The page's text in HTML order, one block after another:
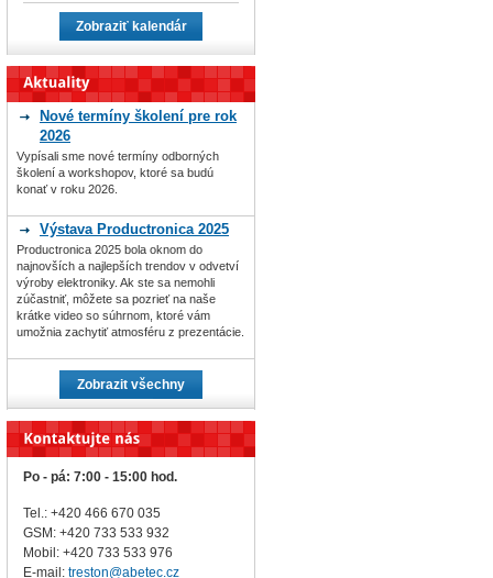
Zobraziť kalendár
Nové termíny školení pre rok
2026
Vypísali sme nové termíny odborných
školení a workshopov, ktoré sa budú
konať v roku 2026.
Výstava Productronica 2025
Productronica 2025 bola oknom do
najnovších a najlepších trendov v odvetví
výroby elektroniky. Ak ste sa nemohli
zúčastniť, môžete sa pozrieť na naše
krátke video so súhrnom, ktoré vám
umožnia zachytiť atmosféru z prezentácie.
Zobrazit všechny
Po - pá: 7:00 - 15:00 hod.
Tel.: +420 466 670 035
GSM: +420 733 533 932
Mobil: +420 733 533 976
E-mail: treston@abetec.cz